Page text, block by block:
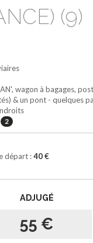
(9)
wagon à bagages,
& un pont - quelques
2
départ :40 €
ADJUGÉ
55 €